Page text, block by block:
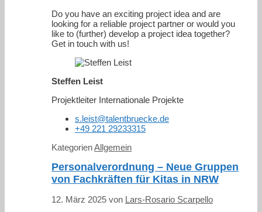
Do you have an exciting project idea and are
looking for a reliable project partner or would you
like to (further) develop a project idea together?
Get in touch with us!
Steffen Leist
Projektleiter Internationale Projekte
s.leist@talentbruecke.de
+49 221 29233315
KategorienAllgemein
Personalverordnung – Neue Gruppen
von Fachkräften für Kitas in NRW
12. März 2025 von Lars-Rosario Scarpello